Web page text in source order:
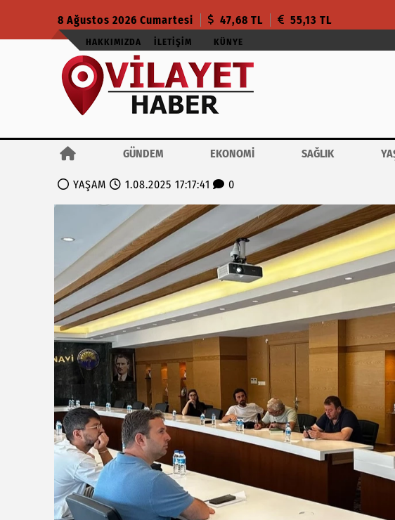
8 Ağustos 2026 Cumartesi 47,68 TL 55,13 TL
HAKKIMIZDA İLETIŞIM KÜNYE
GÜNDEM EKONOMİ SAĞLIK
YAŞAM 1.08.2025 17:17:41 0